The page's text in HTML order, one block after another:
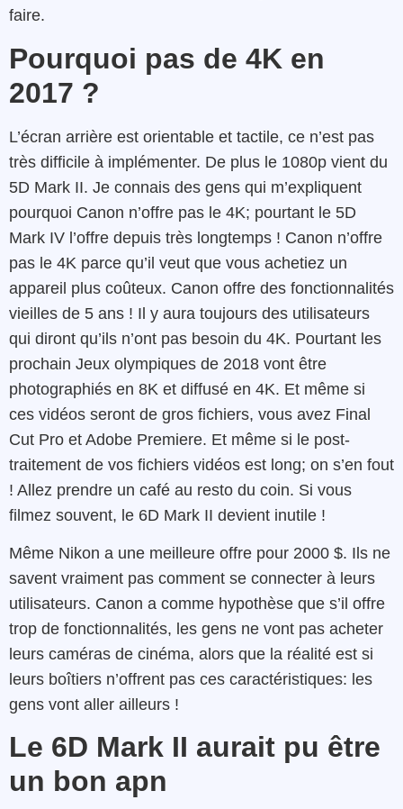
faire.
Pourquoi pas de 4K en
2017 ?
L’écran arrière est orientable et tactile, ce n’est pas
très difficile à implémenter. De plus le 1080p vient du
5D Mark II. Je connais des gens qui m’expliquent
pourquoi Canon n’offre pas le 4K; pourtant le 5D
Mark IV l’offre depuis très longtemps ! Canon n’offre
pas le 4K parce qu’il veut que vous achetiez un
appareil plus coûteux. Canon offre des fonctionnalités
vieilles de 5 ans ! Il y aura toujours des utilisateurs
qui diront qu’ils n’ont pas besoin du 4K. Pourtant les
prochain Jeux olympiques de 2018 vont être
photographiés en 8K et diffusé en 4K. Et même si
ces vidéos seront de gros fichiers, vous avez Final
Cut Pro et Adobe Premiere. Et même si le post-
traitement de vos fichiers vidéos est long; on s’en fout
! Allez prendre un café au resto du coin. Si vous
filmez souvent, le 6D Mark II devient inutile !
Même Nikon a une meilleure offre pour 2000 $. Ils ne
savent vraiment pas comment se connecter à leurs
utilisateurs. Canon a comme hypothèse que s’il offre
trop de fonctionnalités, les gens ne vont pas acheter
leurs caméras de cinéma, alors que la réalité est si
leurs boîtiers n’offrent pas ces caractéristiques: les
gens vont aller ailleurs !
Le 6D Mark II aurait pu être
un bon apn